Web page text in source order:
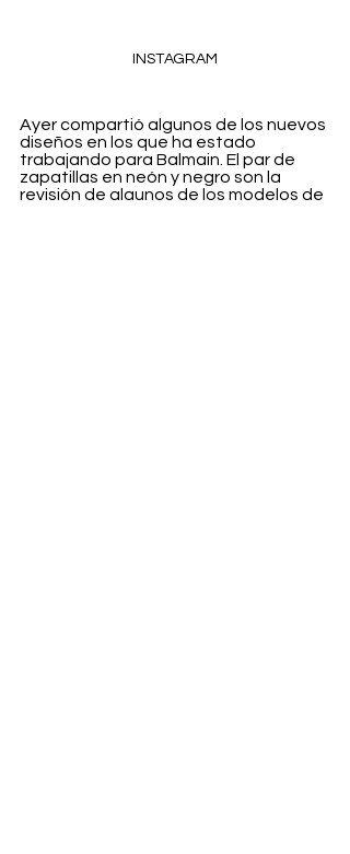
INSTAGRAM
Ayer compartió algunos de los nuevos
diseños en los que ha estado
trabajando para Balmain. El par de
zapatillas en neón y negro son la
revisión de algunos de los modelos de